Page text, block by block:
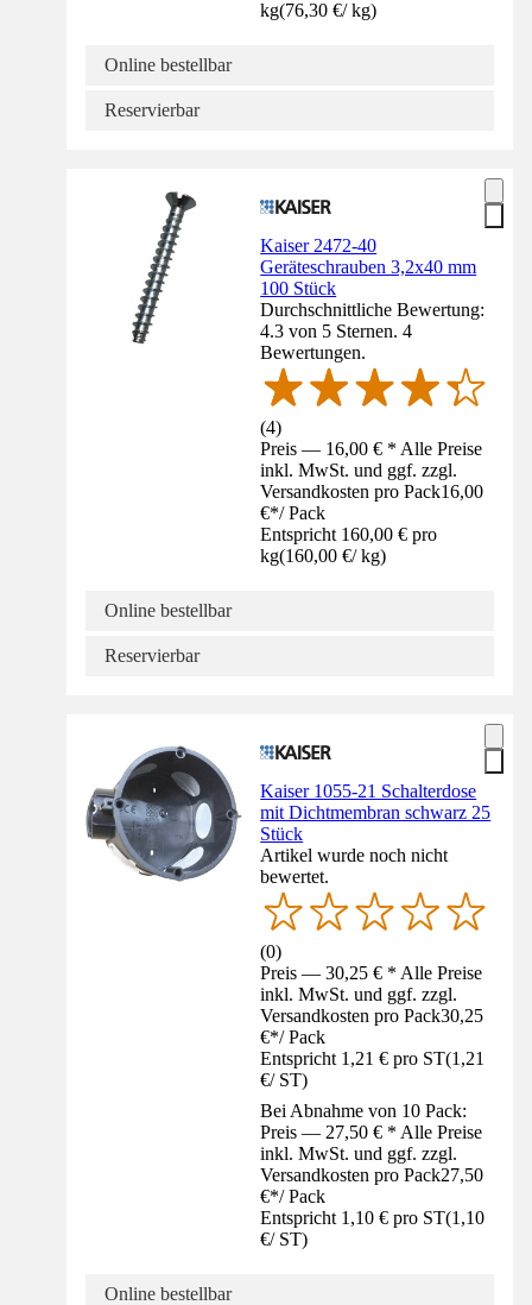
kg(76,30 €/ kg)
Online bestellbar
Reservierbar
Kaiser 2472-40
Geräteschrauben 3,2x40 mm
100 Stück
Durchschnittliche Bewertung:
4.3 von 5 Sternen. 4
Bewertungen.
(4)
Preis — 16,00 € * Alle Preise
inkl. MwSt. und ggf. zzgl.
Versandkosten pro Pack16,00
€*/ Pack
Entspricht 160,00 € pro
kg(160,00 €/ kg)
Online bestellbar
Reservierbar
Kaiser 1055-21 Schalterdose
mit Dichtmembran schwarz 25
Stück
Artikel wurde noch nicht
bewertet.
(0)
Preis — 30,25 € * Alle Preise
inkl. MwSt. und ggf. zzgl.
Versandkosten pro Pack30,25
€*/ Pack
Entspricht 1,21 € pro ST(1,21
€/ ST)
Bei Abnahme von 10 Pack:
Preis — 27,50 € * Alle Preise
inkl. MwSt. und ggf. zzgl.
Versandkosten pro Pack27,50
€*/ Pack
Entspricht 1,10 € pro ST(1,10
€/ ST)
Online bestellbar